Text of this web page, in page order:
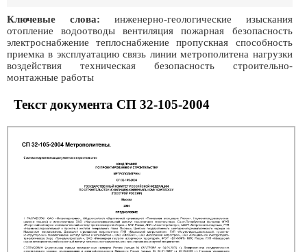
Ключевые слова: инженерно-геологические изыскания
отопление водоотводы вентиляция пожарная безопасность
электроснабжение теплоснабжение пропускная способность
приемка в эксплуатацию связь линии метрополитена нагрузки
воздействия техническая безопасность строительно-
монтажные работы
Текст документа СП 32-105-2004